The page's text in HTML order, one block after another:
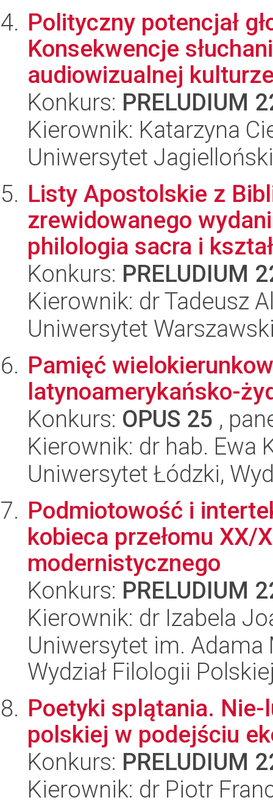
Polityczny potencjał
Konsekwencje
audiowizualnej
Konkurs: PRELUDIUM
Kierownik: Katarzyna
Uniwersytet
Listy Apostolskie z
zrewidowanego
philologia sacra i
Konkurs: PRELUDIUM
Kierownik: dr Tadeusz
Uniwersytet
Pamięć
latynoamerykańsko-
Konkurs: OPUS 25 ,
Kierownik: dr hab. Ewa
Uniwersytet Łódzki,
Podmiotowość i
kobieca przełomu XX/
modernistycznego
Konkurs: PRELUDIUM
Kierownik: dr Izabela
Uniwersytet im.
Wydział Filologii
Poetyki splątania.
polskiej w podejściu
Konkurs: PRELUDIUM
Kierownik: dr Piotr